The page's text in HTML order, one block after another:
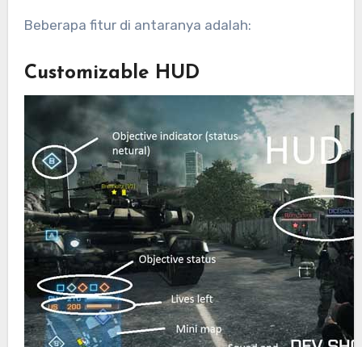
Beberapa fitur di antaranya adalah:
Customizable HUD